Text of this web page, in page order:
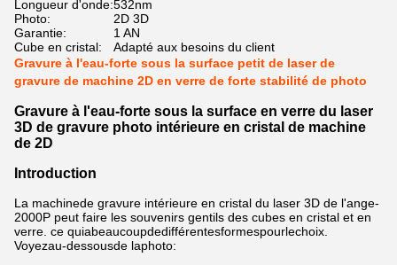
Longueur d'onde:532nm
Photo:
2D 3D
Garantie:
1 AN
Cube en cristal:
Adapté aux besoins du client
Gravure à l'eau-forte sous la surface petit de laser de
gravure de machine 2D en verre de forte stabilité de photo
Gravure à l'eau-forte sous la surface en verre du laser
3D de gravure photo intérieure en cristal de machine
de 2D
Introduction
La machinede gravure intérieure en cristal du laser 3D de l'ange-
2000P peut faire les souvenirs gentils des cubes en cristal et en
verre. ce quiabeaucoupdedifférentesformespourlechoix.
Voyezau-dessousde laphoto: